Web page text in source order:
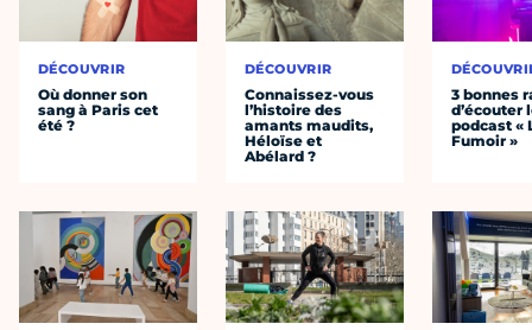
DÉCOUVRIR
Où donner son
sang à Paris cet
été ?
DÉCOUVRIR
Connaissez-vous
l’histoire des
amants maudits,
Héloïse et
Abélard ?
3 bonnes
d’écouter
podcast «
Fumoir »